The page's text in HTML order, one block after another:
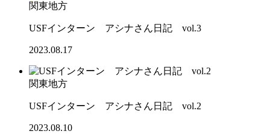
関東地方
USFインターン アシナさん日記 vol.3
2023.08.17
関東地方
USFインターン アシナさん日記 vol.2
2023.08.10